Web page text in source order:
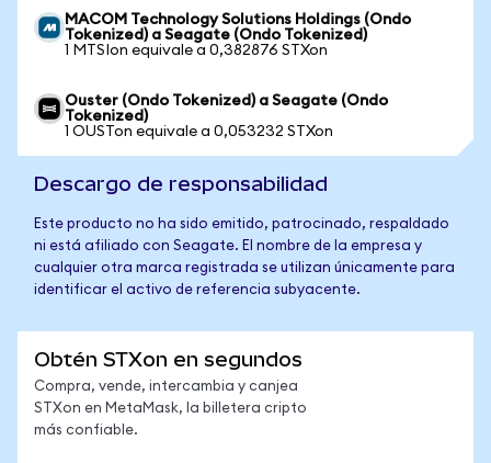
MACOM Technology Solutions Holdings (Ondo
Tokenized) a Seagate (Ondo Tokenized)
1 MTSIon equivale a 0,382876 STXon
Ouster (Ondo Tokenized) a Seagate (Ondo
Tokenized)
1 OUSTon equivale a 0,053232 STXon
Descargo de responsabilidad
Este producto no ha sido emitido, patrocinado, respaldado
ni está afiliado con Seagate. El nombre de la empresa y
cualquier otra marca registrada se utilizan únicamente para
identificar el activo de referencia subyacente.
Obtén STXon en segundos
Compra, vende, intercambia y canjea
STXon en MetaMask, la billetera cripto
más confiable.